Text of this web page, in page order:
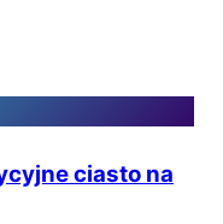
ciasto na